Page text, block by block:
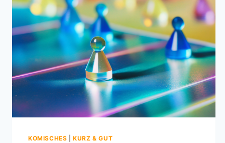
KOMISCHES |KURZ & GUT